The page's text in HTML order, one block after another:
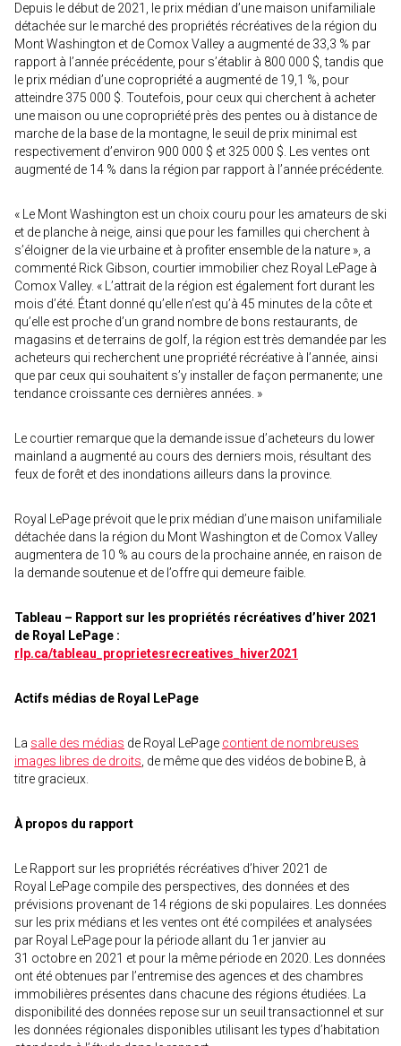
Depuis le début de 2021, le prix médian d’une maison unifamiliale
détachée sur le marché des propriétés récréatives de la région du
Mont Washington et de Comox Valley a augmenté de 33,3 % par
rapport à l’année précédente, pour s’établir à 800 000 $, tandis que
le prix médian d’une copropriété a augmenté de 19,1 %, pour
atteindre 375 000 $. Toutefois, pour ceux qui cherchent à acheter
une maison ou une copropriété près des pentes ou à distance de
marche de la base de la montagne, le seuil de prix minimal est
respectivement d’environ 900 000 $ et 325 000 $. Les ventes ont
augmenté de 14 % dans la région par rapport à l’année précédente.
« Le Mont Washington est un choix couru pour les amateurs de ski
et de planche à neige, ainsi que pour les familles qui cherchent à
s’éloigner de la vie urbaine et à profiter ensemble de la nature », a
commenté Rick Gibson, courtier immobilier chez Royal LePage à
Comox Valley. « L’attrait de la région est également fort durant les
mois d’été. Étant donné qu’elle n’est qu’à 45 minutes de la côte et
qu’elle est proche d’un grand nombre de bons restaurants, de
magasins et de terrains de golf, la région est très demandée par les
acheteurs qui recherchent une propriété récréative à l’année, ainsi
que par ceux qui souhaitent s’y installer de façon permanente; une
tendance croissante ces dernières années. »
Le courtier remarque que la demande issue d’acheteurs du lower
mainland a augmenté au cours des derniers mois, résultant des
feux de forêt et des inondations ailleurs dans la province.
Royal LePage prévoit que le prix médian d’une maison unifamiliale
détachée dans la région du Mont Washington et de Comox Valley
augmentera de 10 % au cours de la prochaine année, en raison de
la demande soutenue et de l’offre qui demeure faible.
Tableau – Rapport sur les propriétés récréatives d’hiver 2021
de Royal LePage :
rlp.ca/tableau_proprietesrecreatives_hiver2021
Actifs médias de Royal LePage
La salle des médias de Royal LePage contient de nombreuses
images libres de droits , de même que des vidéos de bobine B, à
titre gracieux.
À propos du rapport
Le Rapport sur les propriétés récréatives d’hiver 2021 de
Royal LePage compile des perspectives, des données et des
prévisions provenant de 14 régions de ski populaires. Les données
sur les prix médians et les ventes ont été compilées et analysées
par Royal LePage pour la période allant du 1er janvier au
31 octobre en 2021 et pour la même période en 2020. Les données
ont été obtenues par l’entremise des agences et des chambres
immobilières présentes dans chacune des régions étudiées. La
disponibilité des données repose sur un seuil transactionnel et sur
les données régionales disponibles utilisant les types d’habitation